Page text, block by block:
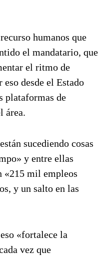
humanos que
el mandatario, que
el ritmo de
desde el Estado
plataformas de
área.
sucediendo cosas
y entre ellas
«215 mil empleos
y un salto en las
«fortalece la
vez que